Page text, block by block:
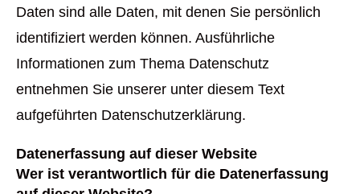
Daten sind alle Daten, mit denen Sie persönlich
identifiziert werden können. Ausführliche
Informationen zum Thema Datenschutz
entnehmen Sie unserer unter diesem Text
aufgeführten Datenschutzerklärung.
Datenerfassung auf dieser Website
Wer ist verantwortlich für die Datenerfassung